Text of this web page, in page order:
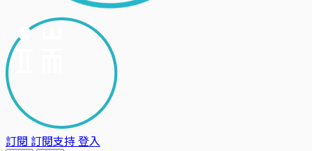
訂閱 訂閱支持登入